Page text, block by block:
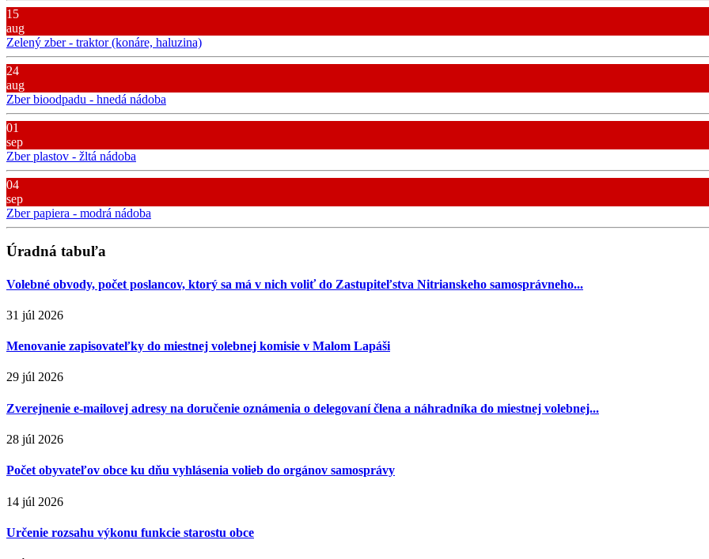
15
aug
Zelený zber - traktor (konáre, haluzina)
24
aug
Zber bioodpadu - hnedá nádoba
01
sep
Zber plastov - žltá nádoba
04
sep
Zber papiera - modrá nádoba
Úradná tabuľa
Volebné obvody, počet poslancov, ktorý sa má v nich voliť do Zastupiteľstva Nitrianskeho samosprávneho...
31 júl 2026
Menovanie zapisovateľky do miestnej volebnej komisie v Malom Lapáši
29 júl 2026
Zverejnenie e-mailovej adresy na doručenie oznámenia o delegovaní člena a náhradníka do miestnej volebnej...
28 júl 2026
Počet obyvateľov obce ku dňu vyhlásenia volieb do orgánov samosprávy
14 júl 2026
Určenie rozsahu výkonu funkcie starostu obce